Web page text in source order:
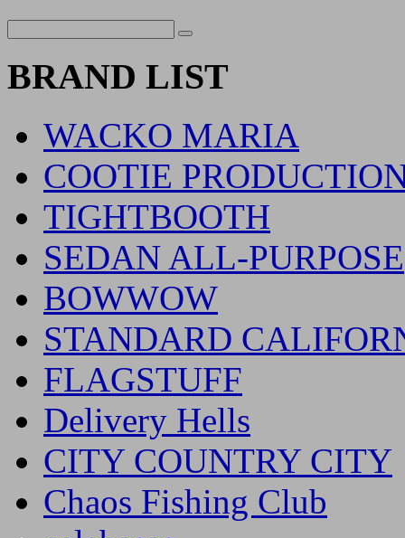
BRAND LIST
WACKO MARIA
COOTIE
TIGHTBOOTH
SEDAN ALL-PURPOSE
BOWWOW
STANDARD
FLAGSTUFF
Delivery Hells
CITY COUNTRY CITY
Chaos Fishing Club